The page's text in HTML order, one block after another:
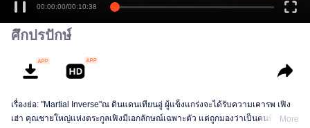
00:00:00/00:10:38
ศึกปรปักษ์
เรื่องย่อ: "Martial Inverse"ณ ดินแดนเทียนอู่ ผู้แข็งแกร่งจะได้รับความเคารพ เฟิง
เฮ่า คุณชายใหญ่แห่งตระกูลเฟิงมีเอกลักษณ์เฉพาะตัว แต่ถูกมองว่าเป็นคนที่ไม่ได้
More